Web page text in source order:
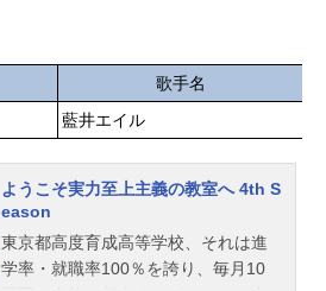
の劣等生スケジュール2026年5月8日
（金）キャスト司波達也：中村悠一
司波深雪：早見沙織四葉真夜：斎藤
千和新発田勝成：小野大輔津久葉夕
黒羽亜夜子：内田真礼桜井水波：安
野希世乃堤琴鳴：若山詩音堤奏太：
梅田修一朗スタッフ原作：佐島勤
（電撃文庫刊）監督：ジミーストー
えているかも。すべてを知ること
で、あなたが今まで囚人に対して感
じていた愛着に似た印象は反転する
の彼らが好きだから大丈夫」「絶対
に許せない。なぜのうのうと生きて
いるのか」どちらの反応も人間とし
て当然のもの。あなたは看守、囚人
歌手名
藍井エイル
ようこそ実力至上主義の教室へ 4th S
eason
東京都高度育成高等学校、それは進
学率・就職率100％を誇り、毎月10